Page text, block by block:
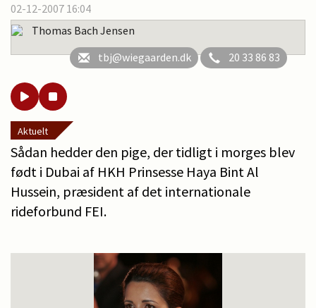
02-12-2007 16:04
Thomas Bach Jensen
tbj@wiegaarden.dk
20 33 86 83
Aktuelt
Sådan hedder den pige, der tidligt i morges blev
født i Dubai af HKH Prinsesse Haya Bint Al
Hussein, præsident af det internationale
rideforbund FEI.